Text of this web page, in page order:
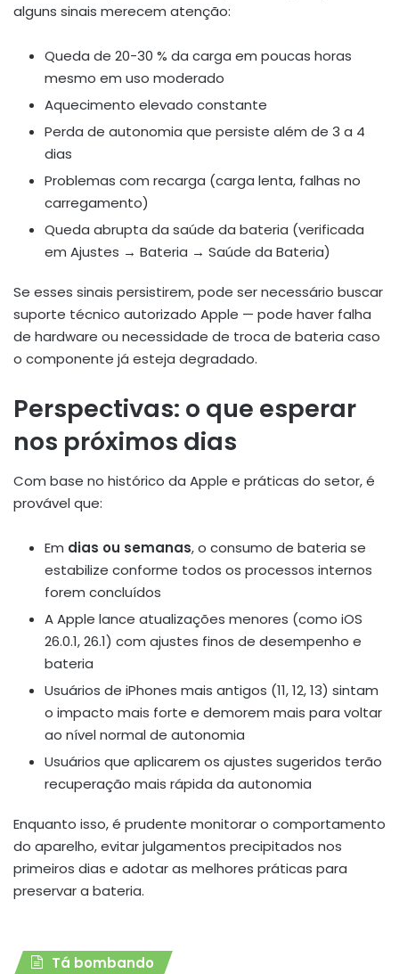
alguns sinais merecem atenção:
Queda de 20-30 % da carga em poucas horas
mesmo em uso moderado
Aquecimento elevado constante
Perda de autonomia que persiste além de 3 a 4
dias
Problemas com recarga (carga lenta, falhas no
carregamento)
Queda abrupta da saúde da bateria (verificada
em Ajustes → Bateria → Saúde da Bateria)
Se esses sinais persistirem, pode ser necessário buscar
suporte técnico autorizado Apple — pode haver falha
de hardware ou necessidade de troca de bateria caso
o componente já esteja degradado.
Perspectivas: o que esperar
nos próximos dias
Com base no histórico da Apple e práticas do setor, é
provável que:
Em dias ou semanas, o consumo de bateria se
estabilize conforme todos os processos internos
forem concluídos
A Apple lance atualizações menores (como iOS
26.0.1, 26.1) com ajustes finos de desempenho e
bateria
Usuários de iPhones mais antigos (11, 12, 13) sintam
o impacto mais forte e demorem mais para voltar
ao nível normal de autonomia
Usuários que aplicarem os ajustes sugeridos terão
recuperação mais rápida da autonomia
Enquanto isso, é prudente monitorar o comportamento
do aparelho, evitar julgamentos precipitados nos
primeiros dias e adotar as melhores práticas para
preservar a bateria.
Tá bombando